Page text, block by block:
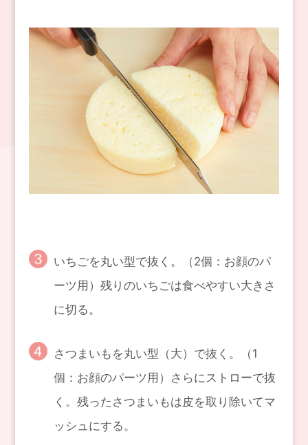
いちごを丸い型で抜く。（2個：お顔のパ
ーツ用）残りのいちごは食べやすい大きさ
に切る。
さつまいもを丸い型（大）で抜く。（1
個：お顔のパーツ用）さらにストローで抜
く。残ったさつまいもは皮を取り除いてマ
ッシュにする。